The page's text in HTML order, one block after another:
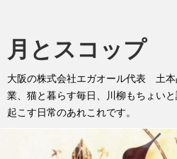
月とスコップ
大阪の株式会社エガオール代表 土
業、猫と暮らす毎日、川柳もちょい
起こす日常のあれこれです。